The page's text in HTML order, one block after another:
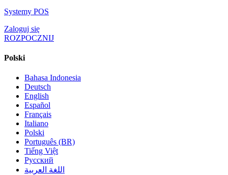
Systemy POS
Zaloguj się
ROZPOCZNIJ
Polski
Bahasa Indonesia
Deutsch
English
Español
Français
Italiano
Polski
Português (BR)
Tiếng Việt
Русский
اللغة العربية